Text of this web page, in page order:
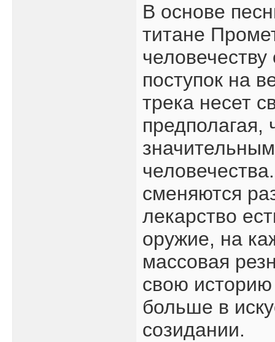
В основе
титане
человечеству
поступок на
трека несет
предполагая,
сменяются
лекарство
оружие, на
массовая
свою
больше в
созидании.